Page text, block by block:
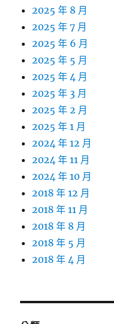
2025 年 8 月
2025 年 7 月
2025 年 6 月
2025 年 5 月
2025 年 4 月
2025 年 3 月
2025 年 2 月
2025 年 1 月
2024 年 12 月
2024 年 11 月
2024 年 10 月
2018 年 12 月
2018 年 11 月
2018 年 8 月
2018 年 5 月
2018 年 4 月